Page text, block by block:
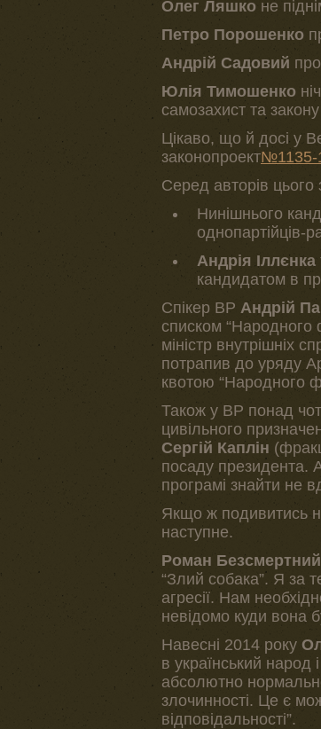
Олег Ляшко не
Петро Порошенко
Андрій Садовий
Юлія Тимошенко
самозахист та
Цікаво, що й досі у
законопроект№1135-
Серед авторів
Нинішнього
однопартійців-
Андрія Іллєнка
кандидатом в
Спікер ВР Андрій
списком “Народного
міністр внутрішніх
потрапив до уряду
квотою “Народного
Також у ВР понад
цивільного
Сергій Каплін
посаду президента.
програмі знайти не
Якщо ж подивитись
наступне.
Роман Безсмертний
“Злий собака”. Я за
агресії. Нам
невідомо куди вона
Навесні 2014 року
в український народ
абсолютно
злочинності. Це є
відповідальності”.